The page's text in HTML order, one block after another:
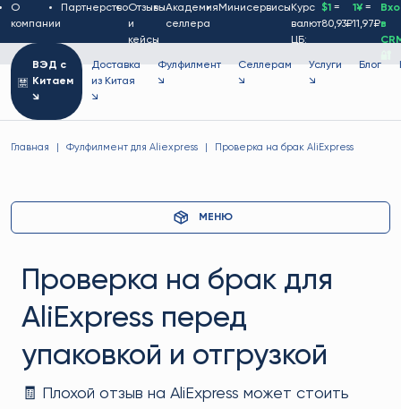
О
компании
ПартнерствоОтзывы
и
кейсы
Академия
селлера
Минисервисы Курс
валют
ЦБ:
$1 =
80,93₽
1¥=
11,97₽в
ВЭД с
Китаем
↘
Доставка
из Китая
↘
Фулфилмент
↘
Селлерам
↘
Услуги
↘
Блог
Главная Фулфилмент для Aliexpress Проверка на брак AliExpress
МЕНЮ
Проверка на брак для
AliExpress перед
упаковкой и отгрузкой
🧾 Плохой отзыв на AliExpress может стоить